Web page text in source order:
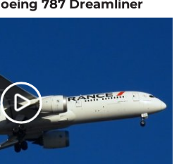
787 Dreamliner
Play
Video